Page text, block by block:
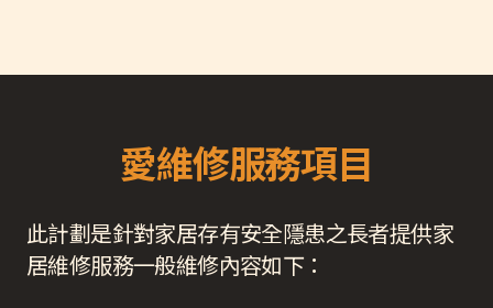
愛維修服務項目
此計劃是針對家居存有安全隱患之長者提供家
居維修服務一般維修內容如下：